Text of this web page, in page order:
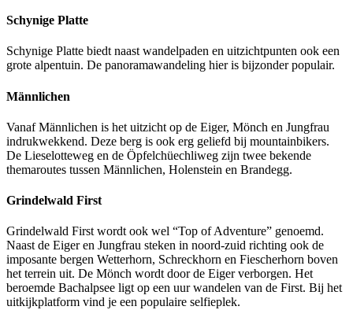
Schynige Platte
Schynige Platte biedt naast wandelpaden en uitzichtpunten ook een
grote alpentuin. De panoramawandeling hier is bijzonder populair.
Männlichen
Vanaf Männlichen is het uitzicht op de Eiger, Mönch en Jungfrau
indrukwekkend. Deze berg is ook erg geliefd bij mountainbikers.
De Lieselotteweg en de Öpfelchüechliweg zijn twee bekende
themaroutes tussen Männlichen, Holenstein en Brandegg.
Grindelwald First
Grindelwald First wordt ook wel “Top of Adventure” genoemd.
Naast de Eiger en Jungfrau steken in noord-zuid richting ook de
imposante bergen Wetterhorn, Schreckhorn en Fiescherhorn boven
het terrein uit. De Mönch wordt door de Eiger verborgen. Het
beroemde Bachalpsee ligt op een uur wandelen van de First. Bij het
uitkijkplatform vind je een populaire selfieplek.